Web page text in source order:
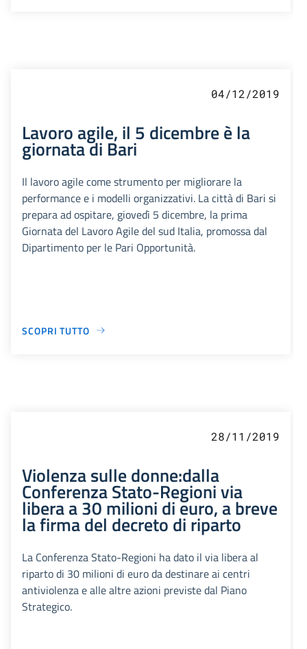
04/12/2019
Lavoro agile, il 5 dicembre è la
giornata di Bari
Il lavoro agile come strumento per migliorare la
performance e i modelli organizzativi. La città di Bari si
prepara ad ospitare, giovedì 5 dicembre, la prima
Giornata del Lavoro Agile del sud Italia, promossa dal
Dipartimento per le Pari Opportunità.
SCOPRI TUTTO
28/11/2019
Violenza sulle donne:dalla
Conferenza Stato-Regioni via
libera a 30 milioni di euro, a breve
la firma del decreto di riparto
La Conferenza Stato-Regioni ha dato il via libera al
riparto di 30 milioni di euro da destinare ai centri
antiviolenza e alle altre azioni previste dal Piano
Strategico.